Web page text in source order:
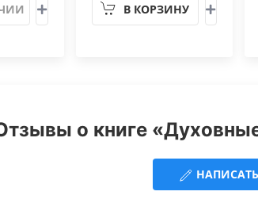
В КОРЗИНУ
о книге